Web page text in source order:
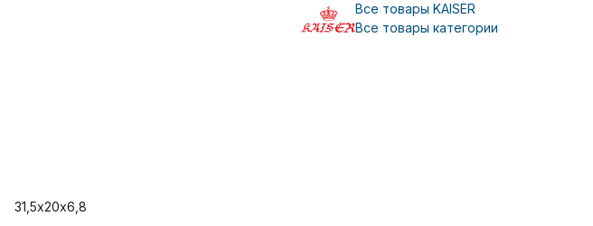
Все товары KAISER
Все товары категории
31,5х20х6,8